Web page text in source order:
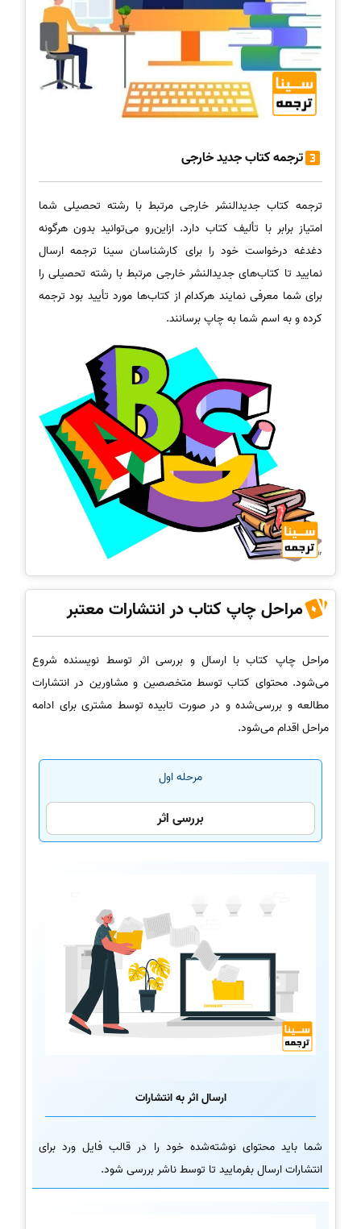
ترجمه کتاب جدید خارجی
ترجمه کتاب جدیدالنشر خارجی مرتبط با رشته تحصیلی شما
امتیاز برابر با تألیف کتاب دارد. ازاین‌رو می‌توانید بدون هرگونه
دغدغه درخواست خود را برای کارشناسان سینا ترجمه ارسال
نمایید تا کتاب‌های جدیدالنشر خارجی مرتبط با رشته تحصیلی را
برای شما معرفی نمایند هرکدام از کتاب‌ها مورد تأیید بود ترجمه
کرده و به اسم شما به چاپ برسانند.
مراحل چاپ کتاب در انتشارات معتبر
مراحل چاپ کتاب با ارسال و بررسی اثر توسط نویسنده شروع
می‌شود. محتوای کتاب توسط متخصصین و مشاورین در انتشارات
مطالعه و بررسی‌شده و در صورت تابیده توسط مشتری برای ادامه
مراحل اقدام می‌شود.
مرحله اول
بررسی اثر
ارسال اثر به انتشارات
شما باید محتوای نوشته‌شده خود را در قالب فایل ورد برای
انتشارات ارسال بفرمایید تا توسط ناشر بررسی شود.